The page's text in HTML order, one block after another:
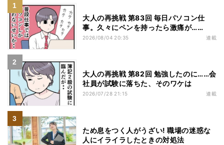
大人の再挑戦 第83回 毎日パソコン仕
事。久々にペンを持ったら激痛が……
2026/08/04 20:35 連載
大人の再挑戦 第82回 勉強したのに……会
社員が試験に落ちた、そのワケは
2026/07/28 21:15 連載
ため息をつく人がうざい! 職場の迷惑な
人にイライラしたときの対処法